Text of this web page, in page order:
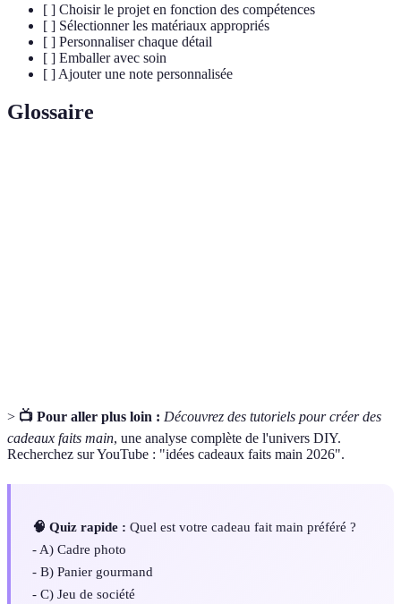
[ ] Choisir le projet en fonction des compétences
[ ] Sélectionner les matériaux appropriés
[ ] Personnaliser chaque détail
[ ] Emballer avec soin
[ ] Ajouter une note personnalisée
Glossaire
> 📺 Pour aller plus loin : Découvrez des tutoriels pour créer des
cadeaux faits main, une analyse complète de l'univers DIY.
Recherchez sur YouTube : "idées cadeaux faits main 2026".
🧠 Quiz rapide : Quel est votre cadeau fait main préféré ?
- A) Cadre photo
- B) Panier gourmand
- C) Jeu de société